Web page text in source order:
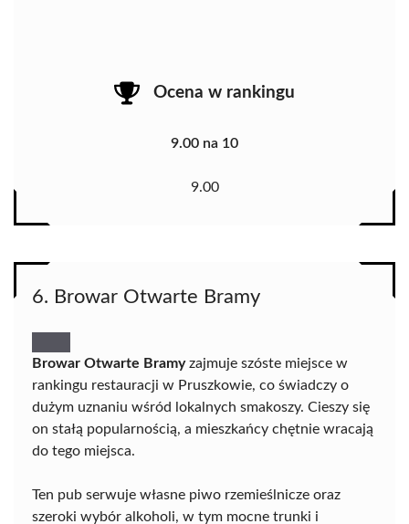
Ocena w rankingu
9.00 na 10
9.00
6. Browar Otwarte Bramy
Browar Otwarte Bramyzajmuje szóste miejsce w
rankingu restauracji w Pruszkowie, co świadczy o
dużym uznaniu wśród lokalnych smakoszy. Cieszy się
on stałą popularnością, a mieszkańcy chętnie wracają
do tego miejsca.
Ten pub serwuje własne piwo rzemieślnicze oraz
szeroki wybór alkoholi, w tym mocne trunki i